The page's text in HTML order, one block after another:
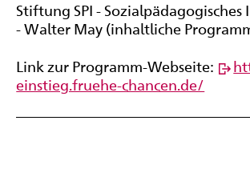
Stiftung SPI -
- Walter May (inhaltliche
Link zur Programm-Webseite:
einstieg.fruehe-chancen.de/